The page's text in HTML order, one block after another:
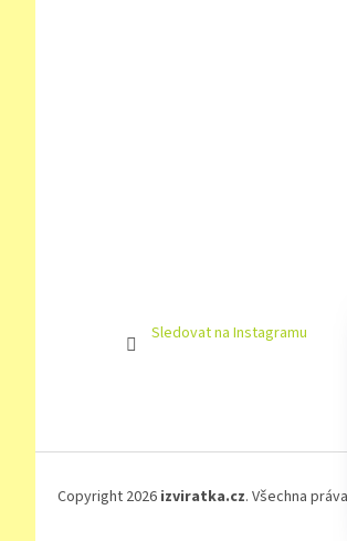
Sledovat na Instagramu
Copyright 2026 izviratka.cz. Všechna